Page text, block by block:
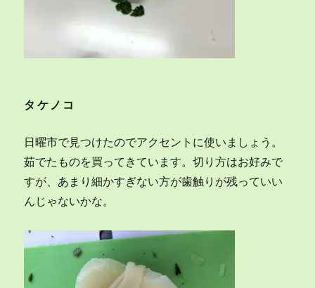
タケノコ
日曜市で見つけたのでアクセントに使いましょう。
茹でたものを買ってきています。切り方はお好みで
すが、あまり細かすぎない方が歯触りが残っていい
んじゃないかな。